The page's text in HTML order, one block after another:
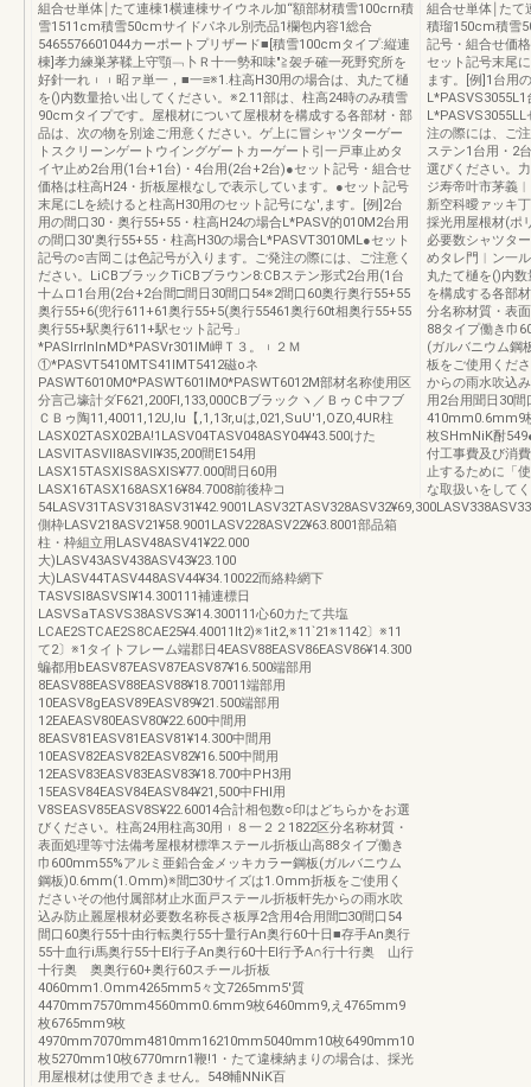
組合せ単体￨たて連棟1横連棟サイウネル加“額部材積雪100crn積
雪1511cm積雪50cmサイドパネル別売品1欄包内容1総合
5465576601044カーポートプリザード■[積雪100cmタイプ:縦連
棟]孝力練巣茅鞣上守顎﹁卜Ｒ十一勢和味″≧袈チ確一死野究所を
好針一れ︲︲昭ァ単一，■一≡※1.柱高H30用の場合は、丸たて樋
を()内数量拾い出してください。※2.11部は、柱高24時のみ積雪
90cmタイプです。屋根材について屋根材を構成する各部材・部
品は、次の物を別途ご用意ください。ゲ上に冒シャツターゲー
トスクリーンゲートウイングゲートカーゲート引一戸車止めタ
イヤ止め2台用(1台+1台)・4台用(2台+2台)●セット記号・組合せ
価格は柱高H24・折板屋根なしで表示しています。●セット記号
末尾にLを続けると柱高H30用のセット記号にな',ます。[例]2台
用の間口30・奥行55+55・柱高H24の場合L*PASV的010M2台用
の間口30'奥行55+55・柱高H30の場合L*PASVT3010ML●セット
記号の○吉岡こは色記号が入ります。ご発注の際には、ご注意く
ださい。LiCBブラックTiCBブラウン8:CBステン形式2台用(1台
十ムロ1台用(2台+2台間□間日30間口54※2間口60奥行奥行55+55
奥行55+6(兜行611+61奥行55+5(奥行55461奥行60t相奥行55+55
奥行55+駅奥行611+駅セット記号」
*PASlrrlnlnMD*PASVr301lM岬Ｔ３。︲２Ｍ
①*PASVT5410MTS41lMT5412磁oネ
PASWT6010M0*PASWT601lM0*PASWT6012M部材名称使用区
分言己壕計ダF621,200Fl,133,000CBブラックヽ／ＢゥＣ中フブ
ＣＢゥ陶11,40011,12U,lu【,1,13r,uは,021,SuU'1,OZO,4UR柱
LASX02TASX02BA!1LASV04TASV048ASY04¥43.500けた
LASVlTASVll8ASVll¥35,200間E154用
LASX15TASXlS8ASXlS¥77.000間日60用
LASX16TASX168ASX16¥84.7008前後枠コ
側枠LASV218ASV21¥58.9001LASV228ASV22¥63.8001部品箱
柱・枠組立用LASV48ASV41¥22.000
大)LASV43ASV438ASV43¥23.100
大)LASV44TASV448ASV44¥34.10022而絡粋網下
TASVSl8ASVSl¥14.300111補連標日
LASVSaTASVS38ASVS3¥14.300111心60カたて共塩
LCAE2STCAE2S8CAE25¥4.40011lt2)※1it2,※11`21※1142〕※11
て2〕※1タイトフレーム端郡日4EASV88EASV86EASV86¥14.300
蝙都用bEASV87EASV87EASV87¥16.500端部用
8EASV88EASV88EASV88¥18.70011端部用
10EASV8gEASV89EASV89¥21.500端部用
12EAEASV80EASV80¥22.600中間用
8EASV81EASV81EASV81¥14.300中間用
10EASV82EASV82EASV82¥16.500中間用
12EASV83EASV83EASV83¥18.700中PH3用
15EASV84EASV84EASV84¥21,500中FHl用
V8SEASV85EASV8S¥22.60014合計相包数○印はどちらかをお選
びください。柱高24用柱高30用︲８一２２1822区分名称材質・
表面処理等寸法備考屋根材標準ステール折板山高88タイプ働き
巾600mm55%アルミ亜鉛合金メッキカラー鋼板(ガルバニウム
鋼板)0.6mm(1.Omm)※間□30サイズは1.Omm折板をご使用く
ださいその他付属部材止水面戸ステール折板軒先からの雨水吹
込み防止麗屋根材必要数名称長さ板厚2含用4合用間□30間口54
間口60奥行55十由行転奥行55十量行An奥行60十日■存手An奥行
55十血行i馬奥行55十El行子An奥行60十El行予A∩行十行奥 山行
十行奥 奥奥行60+奥行60スチール折板
4060mm1.Omm4265mm5々文7265mm5'質
4470mm7570mm4560mm0.6mm9枚6460mm9,え4765mm9
枚6765mm9枚
4970mm7070mm4810mm16210mm5040mm10枚6490mm10
枚5270mm10枚6770mrn1鞭!1・たて違棟納まりの場合は、採光
用屋根材は使用できません。548輔NNiK百
組合せ単体￨たて
積瑠150cm積雪
記号・組合せ価
セット記号末尾
ます。[例]1台用
注の際には、ご
ステン1台用・2
選ぴください。
ジ寿帝叶市茅義
新空科曖ァッキ
採光用屋根材(ポ
必要数シャツタ
めタレ門︱ン一
丸たて樋を()内
を構成する各部
分名称材質・表
88タイプ働き巾
(ガルバニウム
板をご使用くだ
からの雨水吹込
用2台用聞日30
410mm0.6mm9
枚SHmNiK酎
付工事費及び消
止するために「
な取扱いをして